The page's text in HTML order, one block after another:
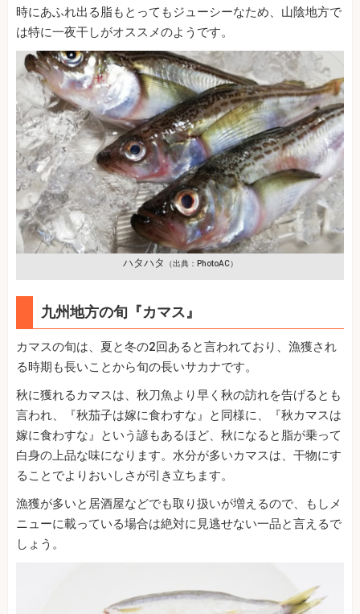
時にあふれ出る脂もとってもジューシーなため、山陰地方で
は特に一夜干しがオススメのようです。
ハタハタ （出典：PhotoAC）
九州地方の旬『カマス』
カマスの旬は、夏と冬の2回あると言われており、漁獲され
る時期も長いことから旬の長いサカナです。
秋に獲れるカマスは、秋刀魚より早く秋の訪れを告げるとも
言われ、『秋茄子は嫁に食わすな』と同様に、『秋カマスは
嫁に食わすな』という諺もあるほど、秋になると脂が乗って
白身の上品な味になります。水分が多いカマスは、干物にす
ることでよりおいしさが引き立ちます。
漁獲が多いと居酒屋などでも取り扱いが増えるので、もしメ
ニューに載っている場合は絶対に見逃せない一品と言えるで
しょう。